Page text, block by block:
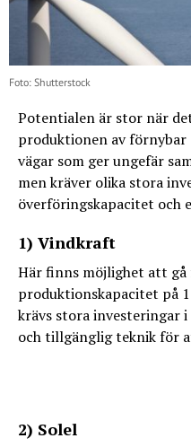
Foto: Shutterstock
Potentialen är stor när
produktionen av
vägar som ger ungefär
men kräver olika stora
överföringskapacitet och
1) Vindkraft
Här finns möjlighet att gå
produktionskapacitet på
krävs stora investeringar
och tillgänglig teknik för
2) Solel